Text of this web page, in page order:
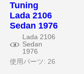
Tuning
Lada 2106
Sedan 1976
Lada 2106
Sedan
1976
使用パーツ: 26